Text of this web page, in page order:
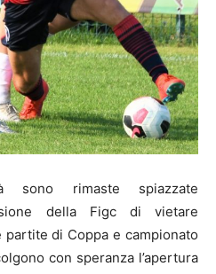
rimaste spiazzate
della Figc di vietare
partite di Coppa e campionato
con speranza l’apertura